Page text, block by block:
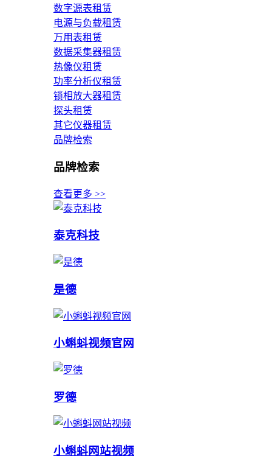
数字源表租赁
电源与负载租赁
万用表租赁
数据采集器租赁
热像仪租赁
功率分析仪租赁
锁相放大器租赁
探头租赁
其它仪器租赁
品牌检索
品牌检索
查看更多 >>
泰克科技
是德
小蝌蚪视频官网
罗德
小蝌蚪网站视频